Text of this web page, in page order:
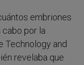
embriones
cabo por la
Technology and
revelaba que